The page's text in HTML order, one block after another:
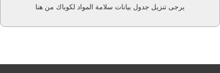
يرجى تنزيل جدول بيانات سلامة المواد لكوباك من هنا